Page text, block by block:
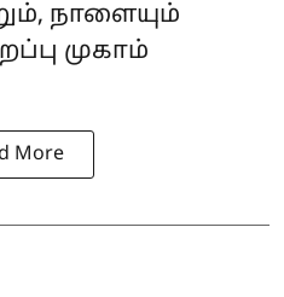
நாளையும்
முகாம்
More